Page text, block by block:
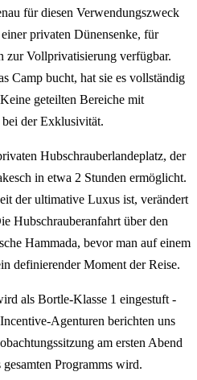
für diesen Verwendungszweck
privaten Dünensenke, für
zur Vollprivatisierung verfügbar.
Camp bucht, hat sie es vollständig
geteilten Bereiche mit
der Exklusivität.
Hubschrauberlandeplatz, der
in etwa 2 Stunden ermöglicht.
der ultimative Luxus ist, verändert
Hubschrauberanfahrt über den
Hammada, bevor man auf einem
definierender Moment der Reise.
als Bortle-Klasse 1 eingestuft -
Agenturen berichten uns
am ersten Abend
Programms wird.